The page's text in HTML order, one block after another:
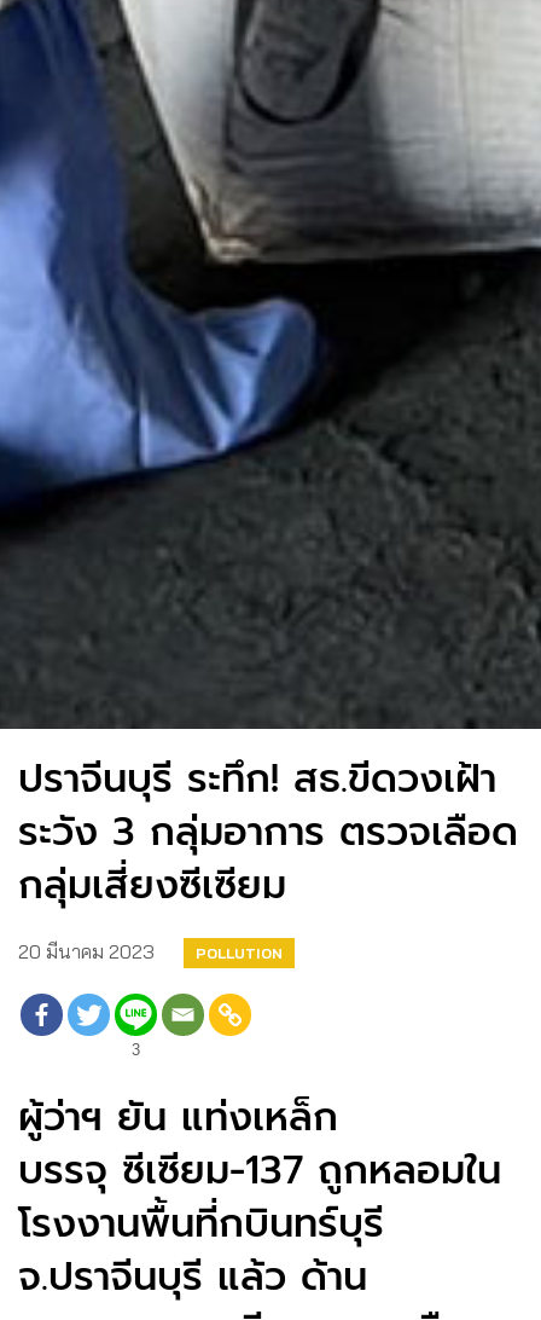
ปราจีนบุรี ระทึก! สธ.ขีดวงเฝ้า
ระวัง 3 กลุ่มอาการ ตรวจเลือด
กลุ่มเสี่ยงซีเซียม
20 มีนาคม 2023 POLLUTION
3
ผู้ว่าฯ ยัน แท่งเหล็ก
บรรจุ ซีเซียม-137 ถูกหลอมใน
โรงงานพื้นที่กบินทร์บุรี
จ.ปราจีนบุรี แล้ว ด้าน